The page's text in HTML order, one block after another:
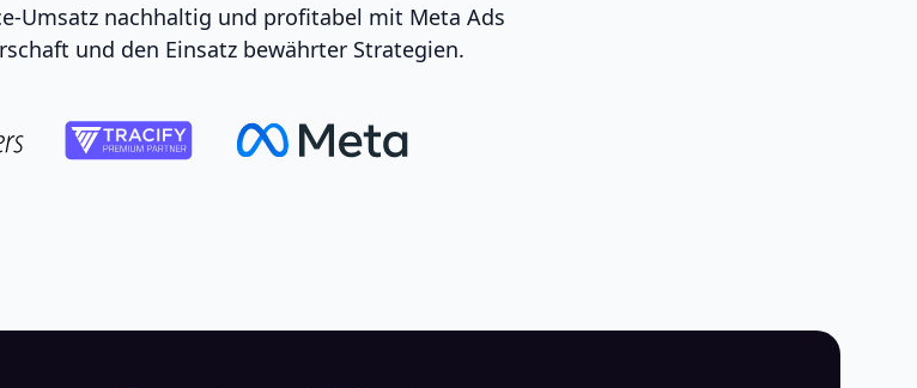
Umsatz nachhaltig und profitabel mit Meta Ads
und den Einsatz bewährter Strategien.